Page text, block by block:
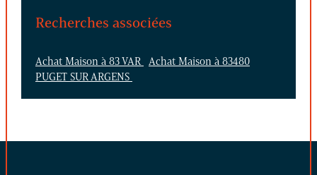
Recherches associées
Achat Maison à 83 VAR Achat Maison à 83480
PUGET SUR ARGENS